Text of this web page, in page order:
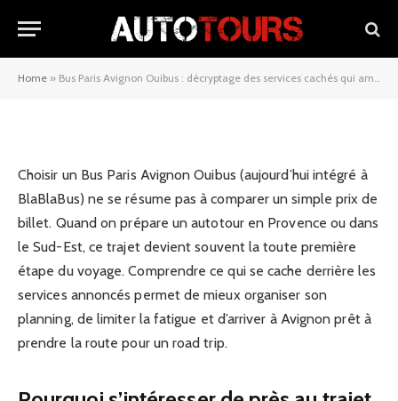
Home » Bus Paris Avignon Ouibus : décryptage des services cachés qui améliorent vraiment le trajet
décryptage des services cachés
qui améliorent vraiment le trajet
Choisir un Bus Paris Avignon Ouibus (aujourd’hui intégré à
BlaBlaBus) ne se résume pas à comparer un simple prix de
billet. Quand on prépare un autotour en Provence ou dans
le Sud-Est, ce trajet devient souvent la toute première
étape du voyage. Comprendre ce qui se cache derrière les
services annoncés permet de mieux organiser son
planning, de limiter la fatigue et d’arriver à Avignon prêt à
prendre la route pour un road trip.